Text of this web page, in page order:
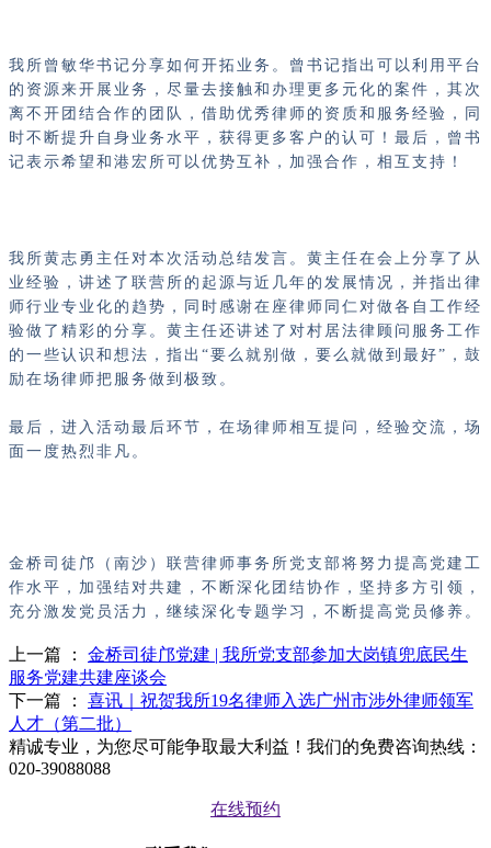
我所曾敏华书记分享如何开拓业务。曾书记指出可以利用平台
的资源来开展业务，尽量去接触和办理更多元化的案件，其次
离不开团结合作的团队，借助优秀律师的资质和服务经验，同
时不断提升自身业务水平，获得更多客户的认可！最后，曾书
记表示希望和港宏所可以优势互补，加强合作，相互支持！
我所黄志勇主任对本次活动总结发言。黄主任在会上分享了从
业经验，讲述了联营所的起源与近几年的发展情况，并指出律
师行业专业化的趋势，同时感谢在座律师同仁对做各自工作经
验做了精彩的分享。黄主任还讲述了对村居法律顾问服务工作
的一些认识和想法，指出“要么就别做，要么就做到最好”，鼓
励在场律师把服务做到极致。
最后，进入活动最后环节，在场律师相互提问，经验交流，场
面一度热烈非凡。
金桥司徒邝（南沙）联营律师事务所党支部将努力提高党建工
作水平，加强结对共建，不断深化团结协作，坚持多方引领，
充分激发党员活力，继续深化专题学习，不断提高党员修养。
上一篇 ：
金桥司徒邝党建 | 我所党支部参加大岗镇兜底民生
服务党建共建座谈会
下一篇 ：
喜讯｜祝贺我所19名律师入选广州市涉外律师领军
人才（第二批）
精诚专业，为您尽可能争取最大利益！我们的免费咨询热线：
020-39088088
在线预约